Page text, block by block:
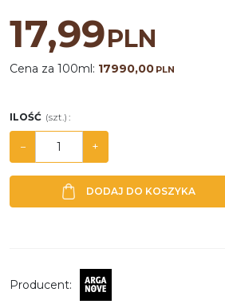
17,99PLN
Cena za 100ml: 17990,00 PLN
ILOŚĆ (szt.) :
− +
DODAJ DO KOSZYKA
Producent: